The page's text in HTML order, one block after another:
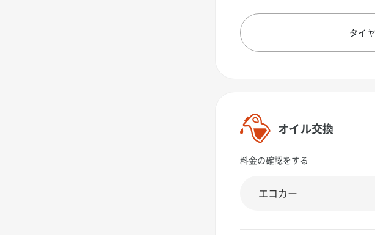
タイ
オイル交換
料金の確認をする